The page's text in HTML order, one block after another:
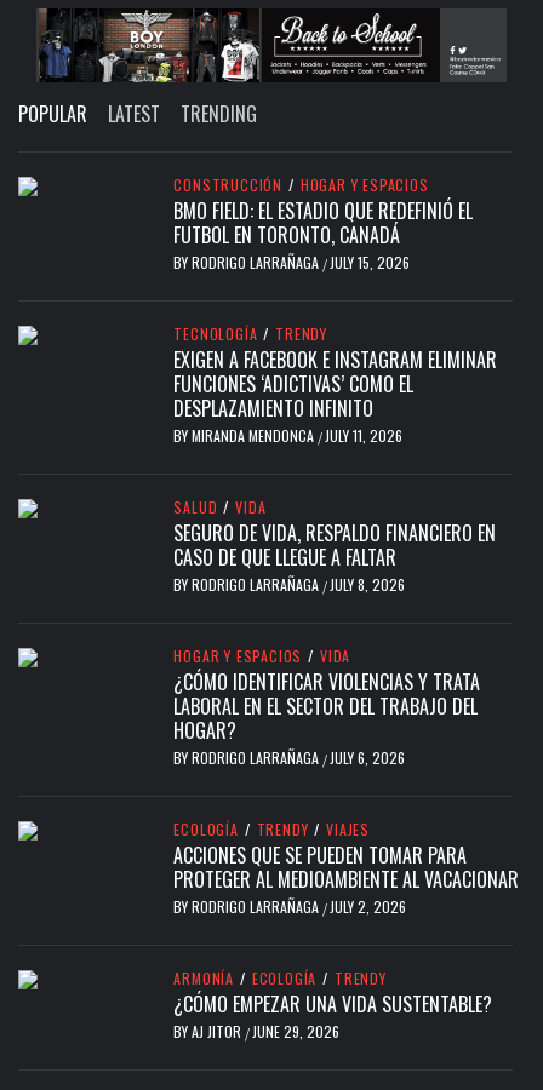
POPULAR LATEST TRENDING
CONSTRUCCIÓN / HOGAR Y ESPACIOS
BMO FIELD: EL ESTADIO QUE REDEFINIÓ EL
FUTBOL EN TORONTO, CANADÁ
BYRODRIGO LARRAÑAGA / JULY 15, 2026
TECNOLOGÍA / TRENDY
EXIGEN A FACEBOOK E INSTAGRAM ELIMINAR
FUNCIONES ‘ADICTIVAS’ COMO EL
DESPLAZAMIENTO INFINITO
BYMIRANDA MENDONCA / JULY 11, 2026
SALUD / VIDA
SEGURO DE VIDA, RESPALDO FINANCIERO EN
CASO DE QUE LLEGUE A FALTAR
BYRODRIGO LARRAÑAGA / JULY 8, 2026
HOGAR Y ESPACIOS / VIDA
¿CÓMO IDENTIFICAR VIOLENCIAS Y TRATA
LABORAL EN EL SECTOR DEL TRABAJO DEL
HOGAR?
BYRODRIGO LARRAÑAGA / JULY 6, 2026
ECOLOGÍA / TRENDY / VIAJES
ACCIONES QUE SE PUEDEN TOMAR PARA
PROTEGER AL MEDIOAMBIENTE AL VACACIONAR
BYRODRIGO LARRAÑAGA / JULY 2, 2026
ARMONÍA / ECOLOGÍA / TRENDY
¿CÓMO EMPEZAR UNA VIDA SUSTENTABLE?
BYAJ JITOR / JUNE 29, 2026